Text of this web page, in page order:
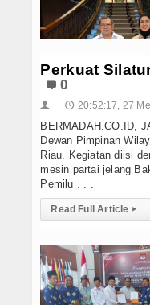
Perkuat
0
👤 🕔 20:52:17, 27
BERMADAH.CO.ID,
Dewan Pimpinan
Riau. Kegiatan diisi
mesin partai jelang
Pemilu . . .
Read Full Article ▸